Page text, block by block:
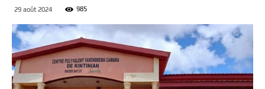
29 août 2024 985